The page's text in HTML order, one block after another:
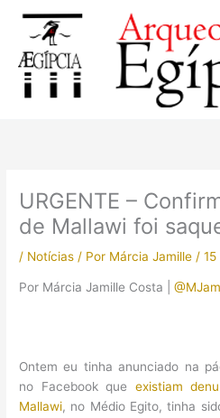
conteúdo
URGENTE –
de Mallawi foi
/ Notícias / Por Márcia Jamille /
Por Márcia Jamille Costa |
Ontem eu tinha anunciado na
no Facebook que existiam
Mallawi, no Médio Egito, tinha